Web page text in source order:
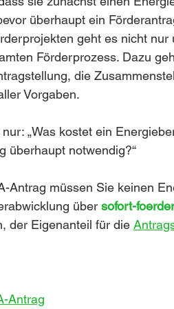
überhaupt ein
geht es nicht
Förderprozess. Dazu
die
Vorgaben.
„Was kostet ein
überhaupt notwendig?“
Antrag müssen Sie keinen
über sofort-
der Eigenanteil für die
Antrag